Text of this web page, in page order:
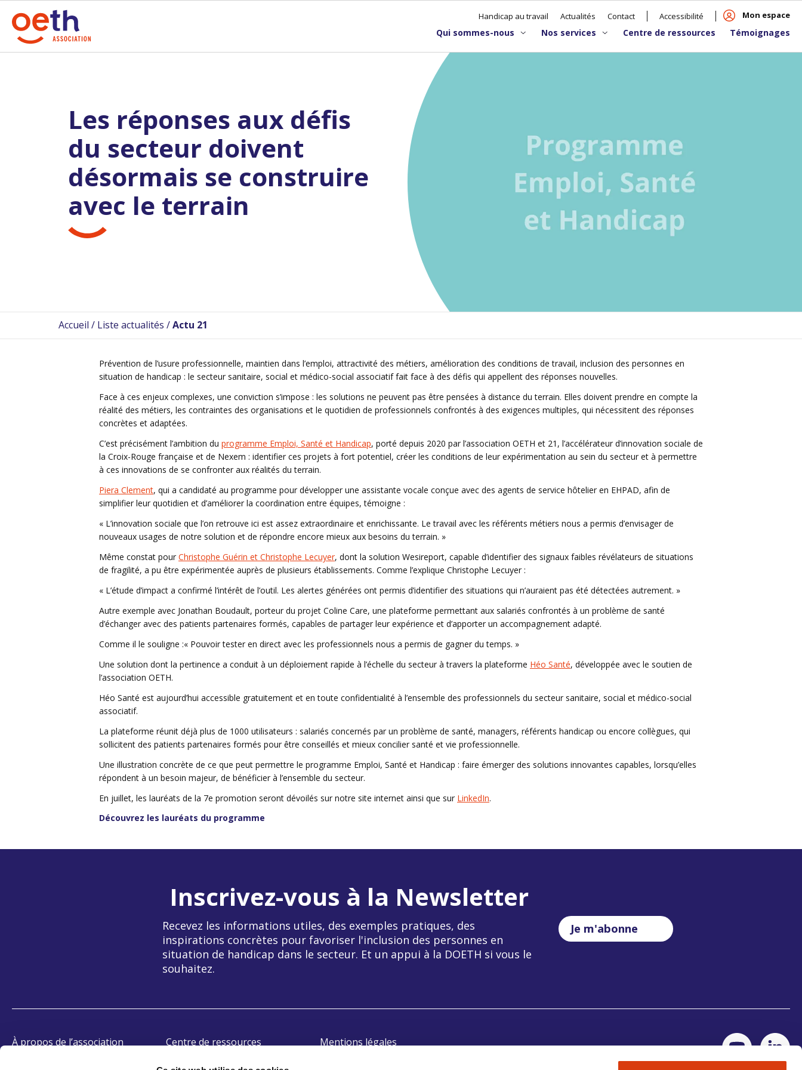
Handicap au travail Actualités Contact Accessibilité Mon espace
Qui sommes-nous Nos services Centre de ressources Témoignages
Les réponses aux défis
du secteur doivent
désormais se construire
avec le terrain
Accueil / Liste actualités /Actu 21
Prévention de l’usure professionnelle, maintien dans l’emploi, attractivité des métiers, amélioration des conditions de travail, inclusion des personnes en
situation de handicap : le secteur sanitaire, social et médico-social associatif fait face à des défis qui appellent des réponses nouvelles.
Face à ces enjeux complexes, une conviction s’impose : les solutions ne peuvent pas être pensées à distance du terrain. Elles doivent prendre en compte la
réalité des métiers, les contraintes des organisations et le quotidien de professionnels confrontés à des exigences multiples, qui nécessitent des réponses
concrètes et adaptées.
C’est précisément l’ambition du programme Emploi, Santé et Handicap, porté depuis 2020 par l’association OETH et 21, l’accélérateur d’innovation sociale de
la Croix-Rouge française et de Nexem : identifier ces projets à fort potentiel, créer les conditions de leur expérimentation au sein du secteur et à permettre
à ces innovations de se confronter aux réalités du terrain.
Piera Clement, qui a candidaté au programme pour développer une assistante vocale conçue avec des agents de service hôtelier en EHPAD, afin de
simplifier leur quotidien et d’améliorer la coordination entre équipes, témoigne :
« L’innovation sociale que l’on retrouve ici est assez extraordinaire et enrichissante. Le travail avec les référents métiers nous a permis d’envisager de
nouveaux usages de notre solution et de répondre encore mieux aux besoins du terrain. »
Même constat pour Christophe Guérin et Christophe Lecuyer, dont la solution Wesireport, capable d’identifier des signaux faibles révélateurs de situations
de fragilité, a pu être expérimentée auprès de plusieurs établissements. Comme l’explique Christophe Lecuyer :
« L’étude d’impact a confirmé l’intérêt de l’outil. Les alertes générées ont permis d’identifier des situations qui n’auraient pas été détectées autrement. »
Autre exemple avec Jonathan Boudault, porteur du projet Coline Care, une plateforme permettant aux salariés confrontés à un problème de santé
d’échanger avec des patients partenaires formés, capables de partager leur expérience et d’apporter un accompagnement adapté.
Comme il le souligne :« Pouvoir tester en direct avec les professionnels nous a permis de gagner du temps. »
Une solution dont la pertinence a conduit à un déploiement rapide à l’échelle du secteur à travers la plateforme Héo Santé, développée avec le soutien de
l’association OETH.
Héo Santé est aujourd’hui accessible gratuitement et en toute confidentialité à l’ensemble des professionnels du secteur sanitaire, social et médico-social
associatif.
La plateforme réunit déjà plus de 1000 utilisateurs : salariés concernés par un problème de santé, managers, référents handicap ou encore collègues, qui
sollicitent des patients partenaires formés pour être conseillés et mieux concilier santé et vie professionnelle.
Une illustration concrète de ce que peut permettre le programme Emploi, Santé et Handicap : faire émerger des solutions innovantes capables, lorsqu’elles
répondent à un besoin majeur, de bénéficier à l’ensemble du secteur.
En juillet, les lauréats de la 7e promotion seront dévoilés sur notre site internet ainsi que sur LinkedIn.
Découvrez les lauréats du programme
Inscrivez-vous à la Newsletter
Recevez les informations utiles, des exemples pratiques, des
inspirations concrètes pour favoriser l'inclusion des personnes en
situation de handicap dans le secteur. Et un appui à la DOETH si vous le
souhaitez.
Je m'abonne
À propos de l’association
Centre de ressources
Mentions légales